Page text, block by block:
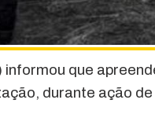
informou que
durante ação